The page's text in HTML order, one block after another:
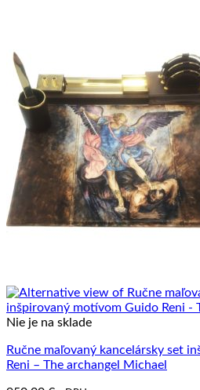
Nie je na sklade
Ručne maľovaný kancelársky set
Reni – The archangel Michael